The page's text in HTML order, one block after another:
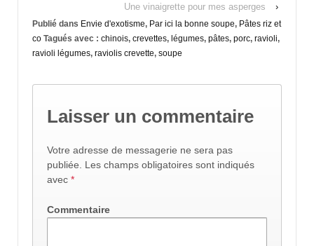
Une vinaigrette pour mes asperges
›
Publié dans Envie d'exotisme, Par ici la bonne soupe, Pâtes riz et
co Tagués avec : chinois, crevettes, légumes, pâtes, porc, ravioli,
ravioli légumes, raviolis crevette, soupe
Laisser un commentaire
Votre adresse de messagerie ne sera pas
publiée.
Les champs obligatoires sont indiqués
avec *
Commentaire